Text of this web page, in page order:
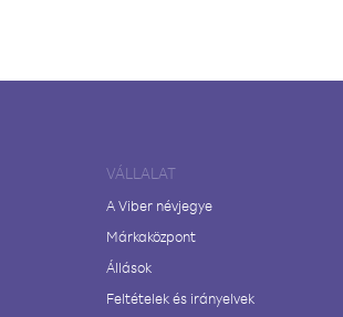
VÁLLALAT
A Viber névjegye
Márkaközpont
Állások
Feltételek és irányelvek